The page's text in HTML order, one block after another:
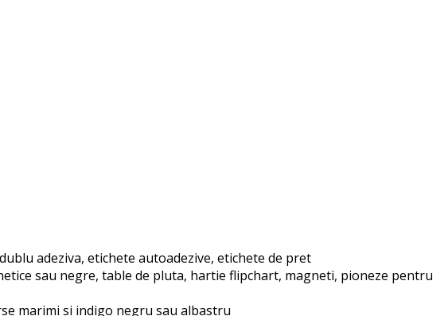
adeziva, etichete autoadezive, etichete de pret
sau negre, table de pluta, hartie flipchart, magneti, pioneze pentru
marimi si indigo negru sau albastru